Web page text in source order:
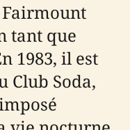
tant que
1983, il est
Club Soda,